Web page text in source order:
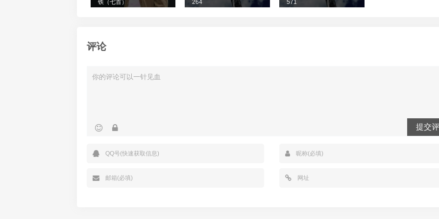
铁（七首） 264 571
评论
提交